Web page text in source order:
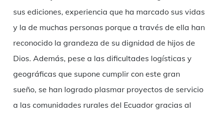
sus ediciones, experiencia que ha marcado sus vidas
y la de muchas personas porque a través de ella han
reconocido la grandeza de su dignidad de hijos de
Dios. Además, pese a las dificultades logísticas y
geográficas que supone cumplir con este gran
sueño, se han logrado plasmar proyectos de servicio
a las comunidades rurales del Ecuador gracias al